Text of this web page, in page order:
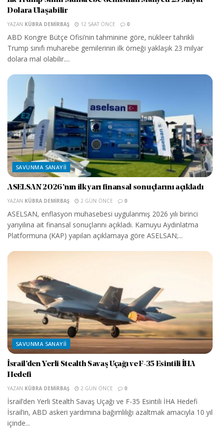
Dolara Ulaşabilir
YAZAN KÜBRA DEMIRBAŞ 12 SAAT ÖNCE 0
ABD Kongre Bütçe Ofisi’nin tahminine göre, nükleer tahrikli
Trump sınıfı muharebe gemilerinin ilk örneği yaklaşık 23 milyar
dolara mal olabilir....
SAVUNMA SANAYII
ASELSAN 2026’nın ilk yarı finansal sonuçlarını açıkladı
YAZAN KÜBRA DEMIRBAŞ 2 GÜN ÖNCE 0
ASELSAN, enflasyon muhasebesi uygulanmış 2026 yılı birinci
yarıyılına ait finansal sonuçlarını açıkladı. Kamuyu Aydınlatma
Platformuna (KAP) yapılan açıklamaya göre ASELSAN;...
SAVUNMA SANAYII
İsrail’den Yerli Stealth Savaş Uçağı ve F-35 Esintili İHA
Hedefi
YAZAN KÜBRA DEMIRBAŞ 2 GÜN ÖNCE 0
İsrail’den Yerli Stealth Savaş Uçağı ve F-35 Esintili İHA Hedefi
İsrail’in, ABD askeri yardımına bağımlılığı azaltmak amacıyla 10 yıl
içinde...